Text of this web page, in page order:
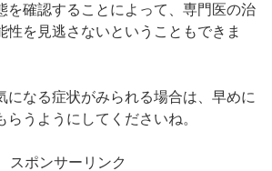
を確認することによって、専門医の治
性を見逃さないということもできま
になる症状がみられる場合は、早めに
らうようにしてくださいね。
スポンサーリンク